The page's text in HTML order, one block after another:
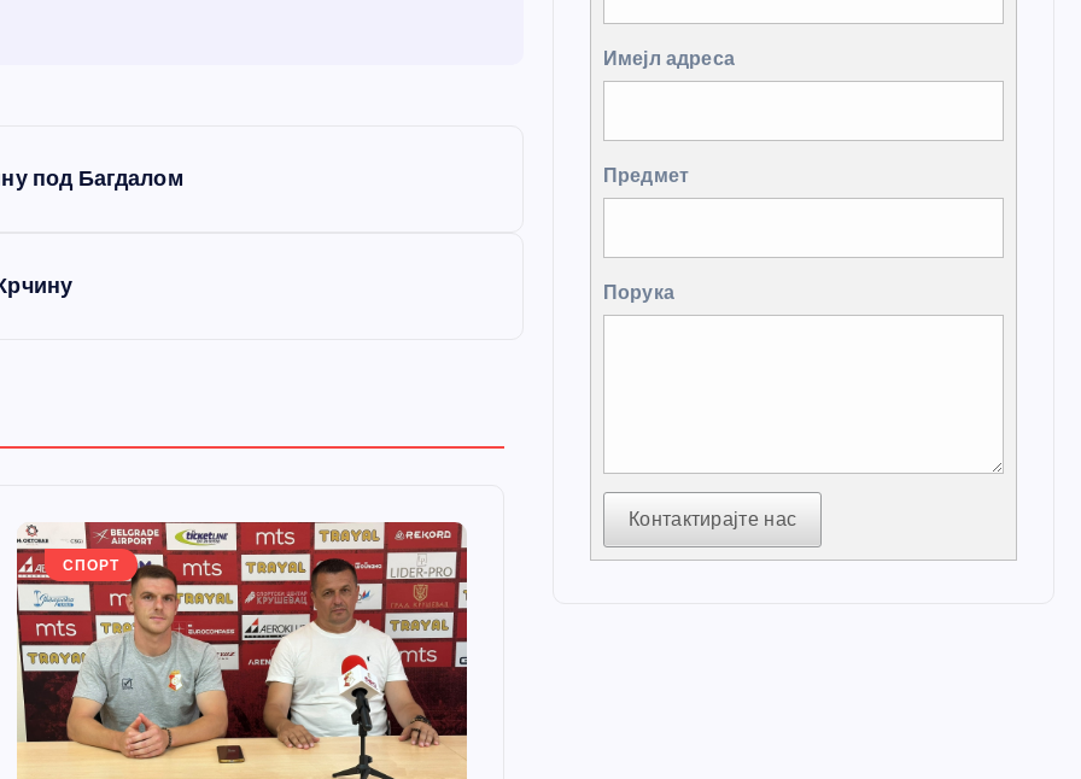
под Багдалом
СПОРТ
Имејл адреса
Предмет
Порука
Контактирајте нас